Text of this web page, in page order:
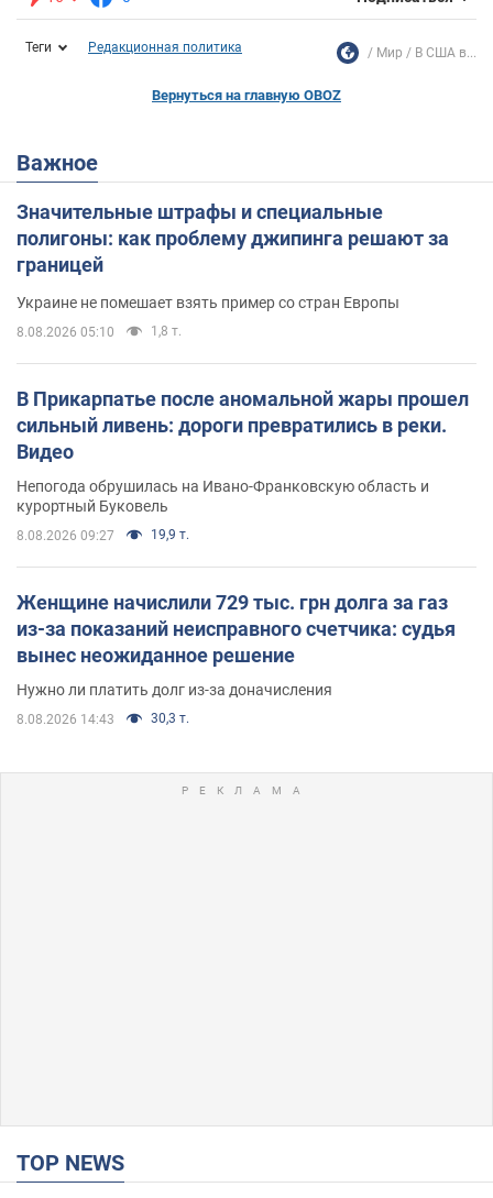
Теги Редакционная политика Мир В США в...
Вернуться на главную OBOZ
Важное
Значительные штрафы и специальные
полигоны: как проблему джипинга решают за
границей
Украине не помешает взять пример со стран Европы
8.08.2026 05:10 1,8 т.
В Прикарпатье после аномальной жары прошел
сильный ливень: дороги превратились в реки.
Видео
Непогода обрушилась на Ивано-Франковскую область и
курортный Буковель
8.08.2026 09:27 19,9 т.
Женщине начислили 729 тыс. грн долга за газ
из-за показаний неисправного счетчика: судья
вынес неожиданное решение
Нужно ли платить долг из-за доначисления
8.08.2026 14:43 30,3 т.
TOP NEWS